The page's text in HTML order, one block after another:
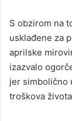
S obzirom na
usklađene za
aprilske
izazvalo
jer simbolično
troškova